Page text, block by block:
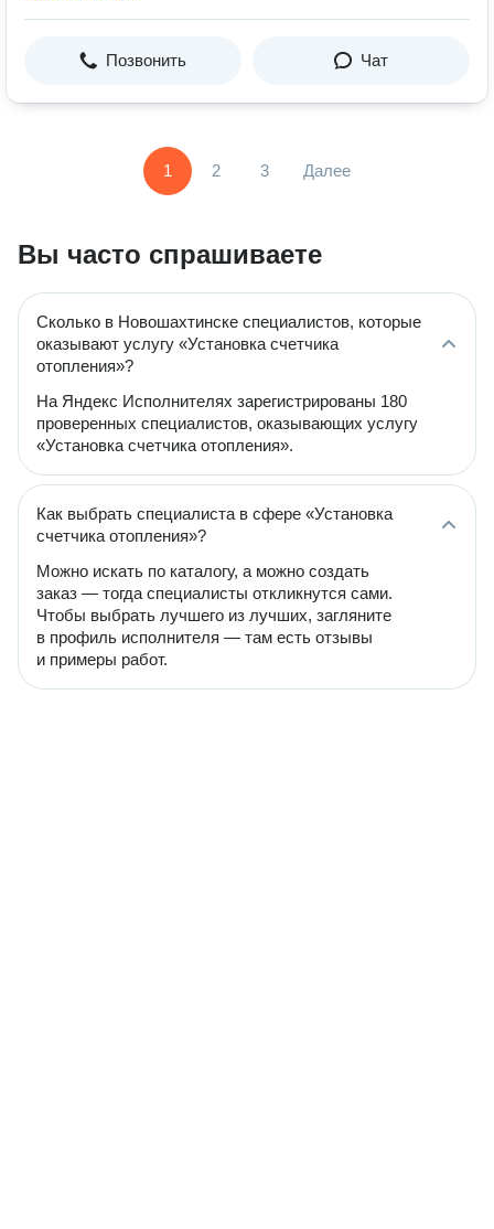
Позвонить Чат
1 2 3 Далее
Вы часто спрашиваете
Сколько в Новошахтинске специалистов, которые
оказывают услугу «Установка счетчика
отопления»?
На Яндекс Исполнителях зарегистрированы 180
проверенных специалистов, оказывающих услугу
«Установка счетчика отопления».
Как выбрать специалиста в сфере «Установка
счетчика отопления»?
Можно искать по каталогу, а можно создать
заказ — тогда специалисты откликнутся сами.
Чтобы выбрать лучшего из лучших, загляните
в профиль исполнителя — там есть отзывы
и примеры работ.